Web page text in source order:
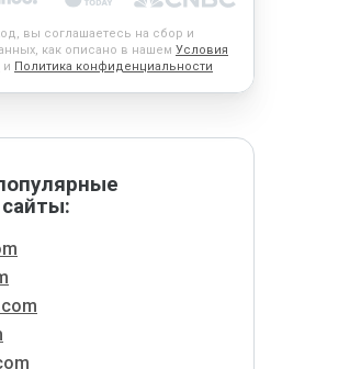
вы соглашаетесь на сбор и
как описано в нашем Условия
и Политика конфиденциальности